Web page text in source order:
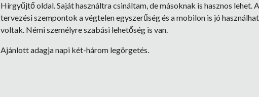
Hírgyűjtő oldal. Saját használtra csináltam, de másoknak is hasznos lehet.
tervezési szempontok a végtelen egyszerűség és a mobilon is jó
voltak. Némi személyre szabási lehetőség is van.
Ajánlott adagja napi két-három legörgetés.